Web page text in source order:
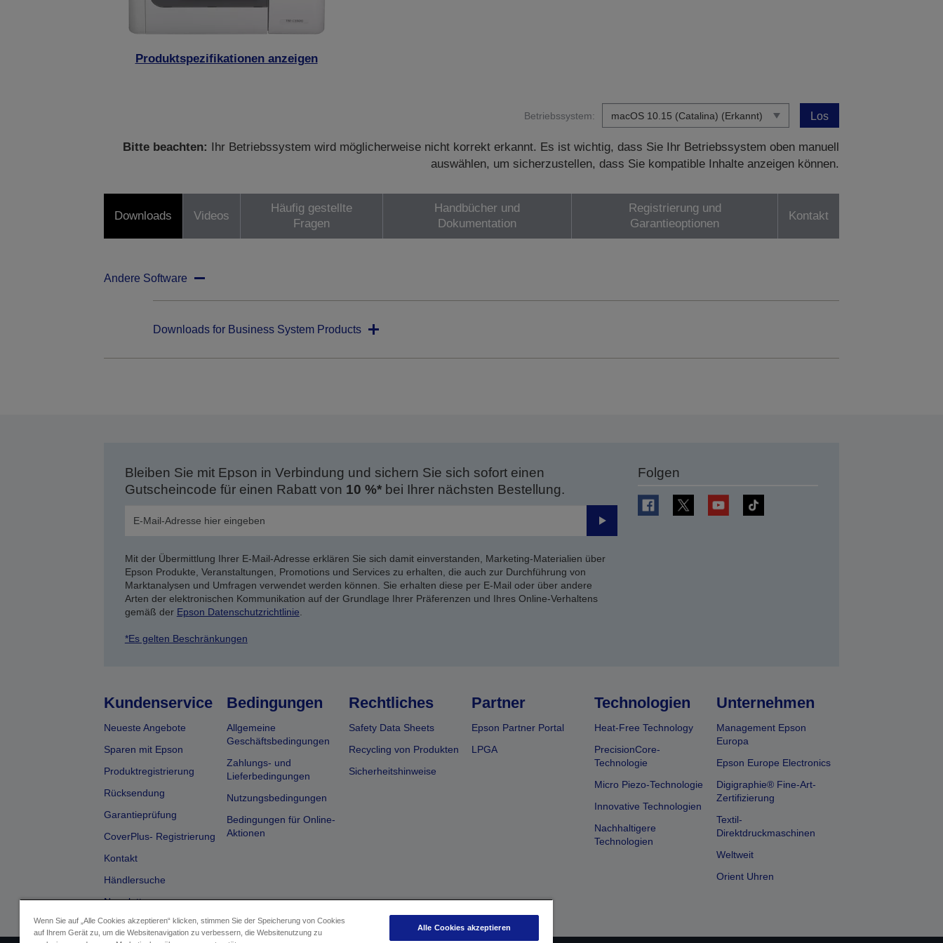
Produktspezifikationen anzeigen
Betriebssystem: Los
Bitte beachten:
Ihr Betriebssystem wird möglicherweise nicht korrekt erkannt. Es ist wichtig, dass Sie Ihr Betriebssystem oben manuell
auswählen, um sicherzustellen, dass Sie kompatible Inhalte anzeigen können.
Downloads Videos
Häufig gestellte
Fragen
Handbücher und
Dokumentation
Registrierung und
Garantieoptionen
Kontakt
Andere Software
Downloads for Business System Products
Bleiben Sie mit Epson in Verbindung und sichern Sie sich sofort einen
Gutscheincode für einen Rabatt von 10 %*bei Ihrer nächsten Bestellung.
Senden
Mit der Übermittlung Ihrer E-Mail-Adresse erklären Sie sich damit einverstanden, Marketing-Materialien über
Epson Produkte, Veranstaltungen, Promotions und Services zu erhalten, die auch zur Durchführung von
Marktanalysen und Umfragen verwendet werden können. Sie erhalten diese per E-Mail oder über andere
Arten der elektronischen Kommunikation auf der Grundlage Ihrer Präferenzen und Ihres Online-Verhaltens
gemäß der Epson Datenschutzrichtlinie.
*Es gelten Beschränkungen
Folgen
Kundenservice
Neueste Angebote
Sparen mit Epson
Produktregistrierung
Rücksendung
Garantieprüfung
CoverPlus- Registrierung
Kontakt
Händlersuche
Newsletter
Bedingungen
Allgemeine
Geschäftsbedingungen
Zahlungs- und
Lieferbedingungen
Nutzungsbedingungen
Bedingungen für Online-
Aktionen
Rechtliches
Safety Data Sheets
Recycling von Produkten
Sicherheitshinweise
Partner
Epson Partner Portal
LPGA
Technologien
Heat-Free Technology
PrecisionCore-
Technologie
Micro Piezo-Technologie
Innovative Technologien
Nachhaltigere
Technologien
Unternehmen
Management Epson
Europa
Epson Europe Electronics
Digigraphie® Fine-Art-
Zertifizierung
Textil-
Direktdruckmaschinen
Weltweit
Orient Uhren
Wenn Sie auf „Alle Cookies akzeptieren“ klicken, stimmen Sie der Speicherung von Cookies
auf Ihrem Gerät zu, um die Websitenavigation zu verbessern, die Websitenutzung zu
Alle Cookies akzeptieren